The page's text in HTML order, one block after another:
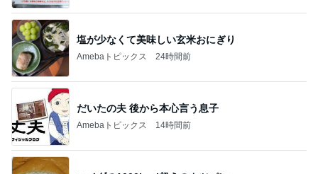
塩が少なくて美味しい玄米おにぎり
Amebaトピックス 24時間前
だいたの夫 後から本心言う息子
Amebaトピックス 14時間前